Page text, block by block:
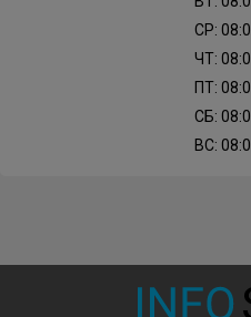
СР:
ЧТ:
ПТ:
СБ:
ВС: